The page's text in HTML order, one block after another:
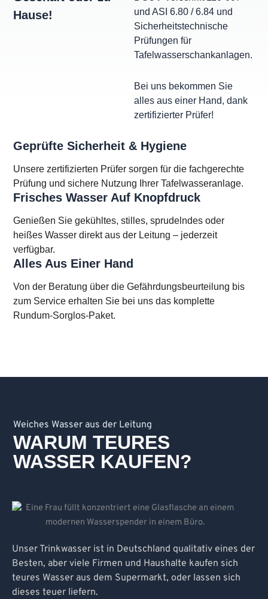
Hause!
und ASI 6.80 / 6.84 und
Sicherheitstechnische
Prüfungen für
Tafelwasserschankanlagen.
Bei uns bekommen Sie
alles aus einer Hand, dank
zertifizierter Prüfer!
Geprüfte Sicherheit & Hygiene
Unsere zertifizierten Prüfer sorgen für die fachgerechte
Prüfung und sichere Nutzung Ihrer Tafelwasseranlage.
Frisches Wasser Auf Knopfdruck
Genießen Sie gekühltes, stilles, sprudelndes oder
heißes Wasser direkt aus der Leitung – jederzeit
verfügbar.
Alles Aus Einer Hand
Von der Beratung über die Gefährdungsbeurteilung bis
zum Service erhalten Sie bei uns das komplette
Rundum-Sorglos-Paket.
Weiches Wasser aus der Leitung
WARUM TEURES
WASSER KAUFEN?
Unser Trinkwasser ist in Deutschland qualitativ eines der
Besten, aber viele Firmen und Haushalte kaufen sich
teures Wasser aus dem Supermarkt, oder lassen sich
dieses teuer liefern.